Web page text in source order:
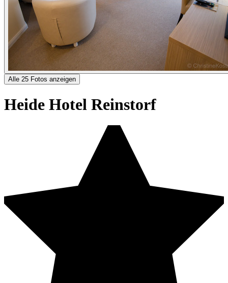
Alle 25 Fotos anzeigen
Heide Hotel Reinstorf